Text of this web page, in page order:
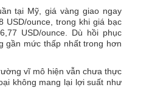
tại Mỹ, giá vàng giao ngay
USD/ounce, trong khi giá bạc
USD/ounce. Dù hồi phục
gần mức thấp nhất trong hơn
vĩ mô hiện vẫn chưa thực
không mang lại lợi suất như